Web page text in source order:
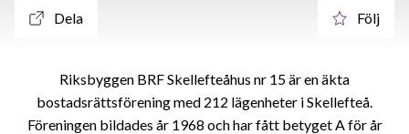
Dela Följ
Riksbyggen BRF Skellefteåhus nr 15 är en äkta
bostadsrättsförening med 212 lägenheter i Skellefteå.
Föreningen bildades år 1968 och har fått betyget A för år